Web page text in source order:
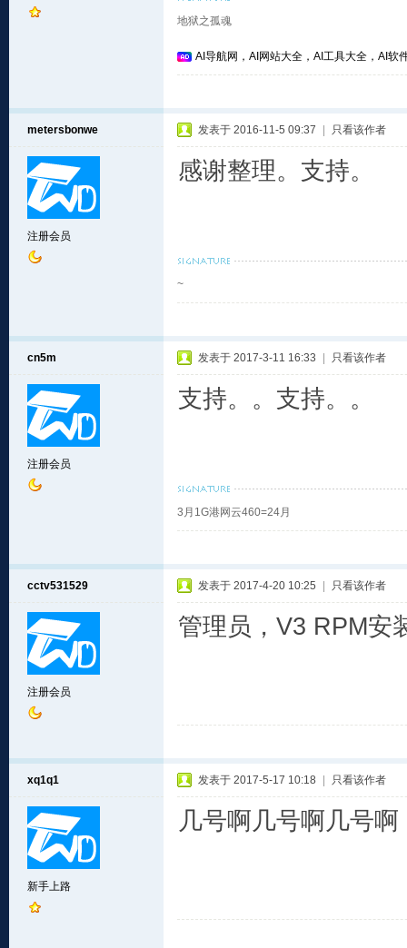
地狱之孤魂
AI导航网，AI网站大全，AI工具大全，AI软
metersbonwe
注册会员
发表于 2016-11-5 09:37 只看该作者
感谢整理。支持。
~
cn5m
注册会员
发表于 2017-3-11 16:33 只看该作者
支持。。支持。。
3月1G港网云460=24月
cctv531529
注册会员
发表于 2017-4-20 10:25 只看该作者
管理员，V3 RPM安
xq1q1
新手上路
发表于 2017-5-17 10:18 只看该作者
几号啊几号啊几号啊